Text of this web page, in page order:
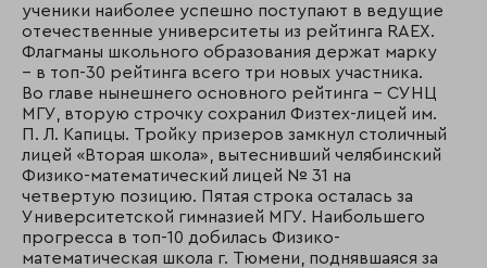
ученики наиболее успешно поступают в ведущие
отечественные университеты из рейтинга RAEX.
Флагманы школьного образования держат марку
– в топ-30 рейтинга всего три новых участника.
Во главе нынешнего основного рейтинга – СУНЦ
МГУ, вторую строчку сохранил Физтех-лицей им.
П. Л. Капицы. Тройку призеров замкнул столичный
лицей «Вторая школа», вытеснивший челябинский
Физико-математический лицей № 31 на
четвертую позицию. Пятая строка осталась за
Университетской гимназией МГУ. Наибольшего
прогресса в топ-10 добилась Физико-
математическая школа г. Тюмени, поднявшаяся за